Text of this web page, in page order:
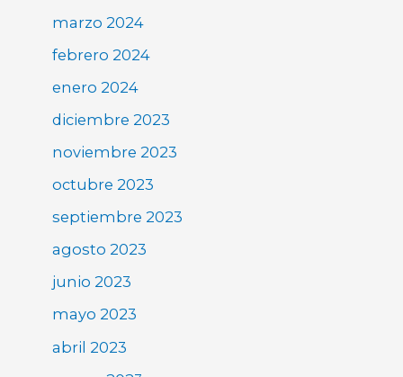
marzo 2024
febrero 2024
enero 2024
diciembre 2023
noviembre 2023
octubre 2023
septiembre 2023
agosto 2023
junio 2023
mayo 2023
abril 2023